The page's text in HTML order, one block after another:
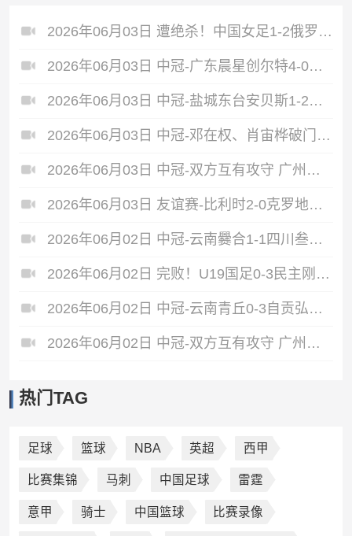
2026年06月03日 遭绝杀！中国女足1-2俄罗斯女足 王霜世界波难救主对手86分钟破门
2026年06月03日 中冠-广东晨星创尔特4-0赣州红星 罗凯梅开二度
2026年06月03日 中冠-盐城东台安贝斯1-2广州黄埔志诚 李启涛梅开二度
2026年06月03日 中冠-邓在权、肖宙桦破门 中国澳门U23 1-2 五华华京
2026年06月03日 中冠-双方互有攻守 广州联增城澳体0-0泰州早茶黑马
2026年06月03日 友谊赛-比利时2-0克罗地亚 蒂莱曼斯推射破门卢卡库单刀建功
2026年06月02日 中冠-云南爨合1-1四川叁壹捌重龙 余杰迪头球绝平
2026年06月02日 完败！U19国足0-3民主刚果U23 依合散黄油手U19国足0射门0角球
2026年06月02日 中冠-云南青丘0-3自贡弘祥电碳 李卓阳、杜威薇破门
2026年06月02日 中冠-双方互有攻守 广州悦高0-0重庆长寿润麒
热门TAG
足球 篮球 NBA 英超 西甲
比赛集锦 马刺 中国足球 雷霆
意甲 骑士 中国篮球 比赛录像